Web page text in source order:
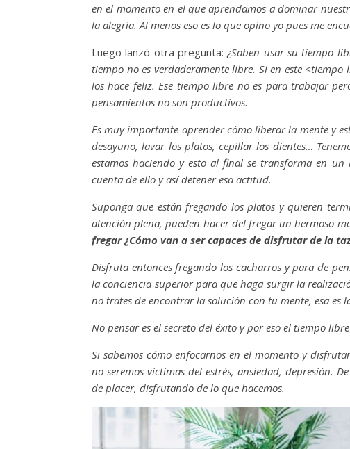
en el momento en el que aprendamos a dominar
la alegría. Al menos eso es lo que opino yo pues me
Luego lanzó otra pregunta:¿Saben usar su tiempo
tiempo no es verdaderamente libre. Si en este
los hace feliz. Ese tiempo libre no es para trabajar
pensamientos no son productivos.
Es muy importante aprender cómo liberar la mente y
desayuno, lavar los platos, cepillar los dientes…
estamos haciendo y esto al final se transforma en
cuenta de ello y así detener esa actitud.
Suponga que están fregando los platos y quieren
atención plena, pueden hacer del fregar un hermoso
fregar ¿Cómo van a ser capaces de disfrutar de la
Disfruta entonces fregando los cacharros y para de
la conciencia superior para que haga surgir la
no trates de encontrar la solución con tu mente, esa es
No pensar es el secreto del éxito y por eso el tiempo
Si sabemos cómo enfocarnos en el momento y
no seremos victimas del estrés, ansiedad, depresión.
de placer, disfrutando de lo que hacemos.